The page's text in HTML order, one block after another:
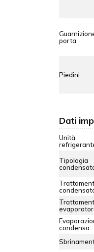
porta
Piedini
Dati
Unità
Tipologia
condensa